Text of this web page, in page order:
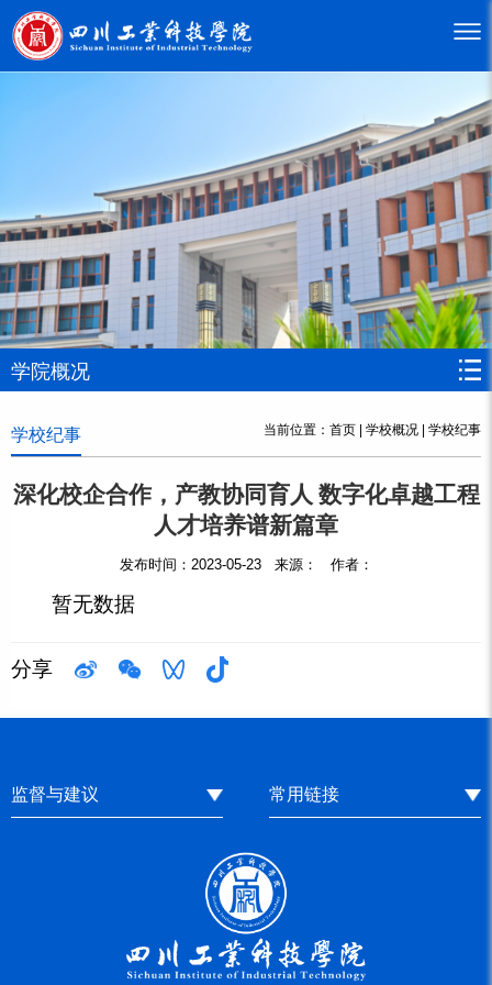
学院概况
学校纪事 当前位置： 首页 | 学校概况 | 学校纪事
深化校企合作，产教协同育人 数字化卓越工程
人才培养谱新篇章
发布时间：2023-05-23 来源： 作者：
暂无数据
分享
监督与建议 常用链接